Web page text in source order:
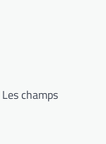
Les champs